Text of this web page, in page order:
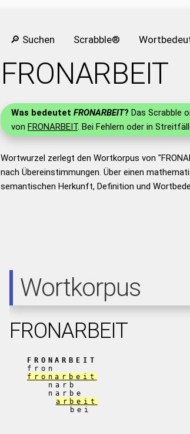
🔎 Suchen Scrabble®
FRONARBEIT
Was bedeutet FRONARBEIT? Das Scrabble
von FRONARBEIT. Bei Fehlern oder in
Wortwurzel zerlegt den Wortkorpus von
nach Übereinstimmungen. Über einen
semantischen Herkunft, Definition und
Wortkorpus
FRONARBEIT
FRONARBEIT
fron
fronarbeit
narb
narbe
arbeit
bei